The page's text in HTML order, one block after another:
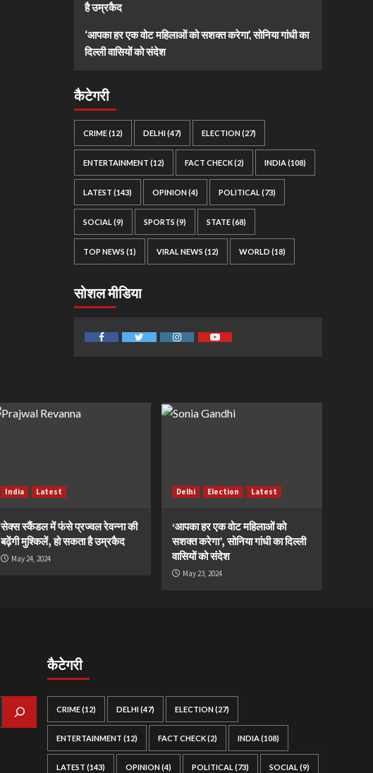
है उम्रकैद
‘आपका हर एक वोट महिलाओं को सशक्त करेगा’, सोनिया गांधी का
दिल्ली वासियों को संदेश
कैटेगरी
CRIME(12) DELHI(47) ELECTION(27)
ENTERTAINMENT (12) FACT CHECK(2) INDIA(108)
LATEST (143) OPINION(4) POLITICAL (73)
SOCIAL (9) SPORTS (9) STATE(68)
TOP NEWS (1) VIRAL NEWS (12) WORLD (18)
सोशल मीडिया
FacebookTwitter InstagramYoutube
India Latest
सेक्स स्कैंडल में फंसे प्रज्वल रेवन्ना की
बढ़ेंगी मुश्किलें, हो सकता है उम्रकैद
May 24, 2024
Delhi Election Latest
‘आपका हर एक वोट महिलाओं को
सशक्त करेगा’, सोनिया गांधी का दिल्ली
वासियों को संदेश
May 23, 2024
कैटेगरी
CRIME(12) DELHI(47) ELECTION(27)
ENTERTAINMENT (12) FACT CHECK(2) INDIA(108)
LATEST (143) OPINION(4) POLITICAL (73) SOCIAL (9)